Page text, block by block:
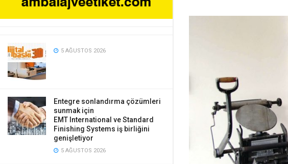
5 AĞUSTOS 2026
Entegre sonlandırma çözümleri
sunmak için
EMT International ve Standard
Finishing Systems iş birliğini
genişletiyor
5 AĞUSTOS 2026